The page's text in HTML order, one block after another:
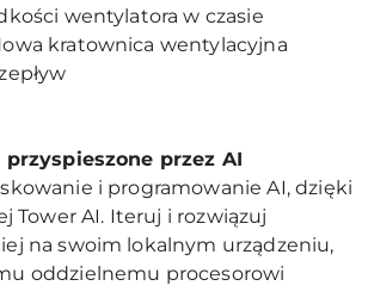
wentylatora w czasie
kratownica wentylacyjna
przez AI
i programowanie AI, dzięki
Tower AI. Iteruj i rozwiązuj
na swoim lokalnym urządzeniu,
oddzielnemu procesorowi